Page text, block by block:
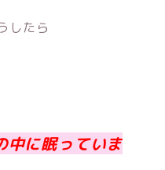
したら
中に眠っていま